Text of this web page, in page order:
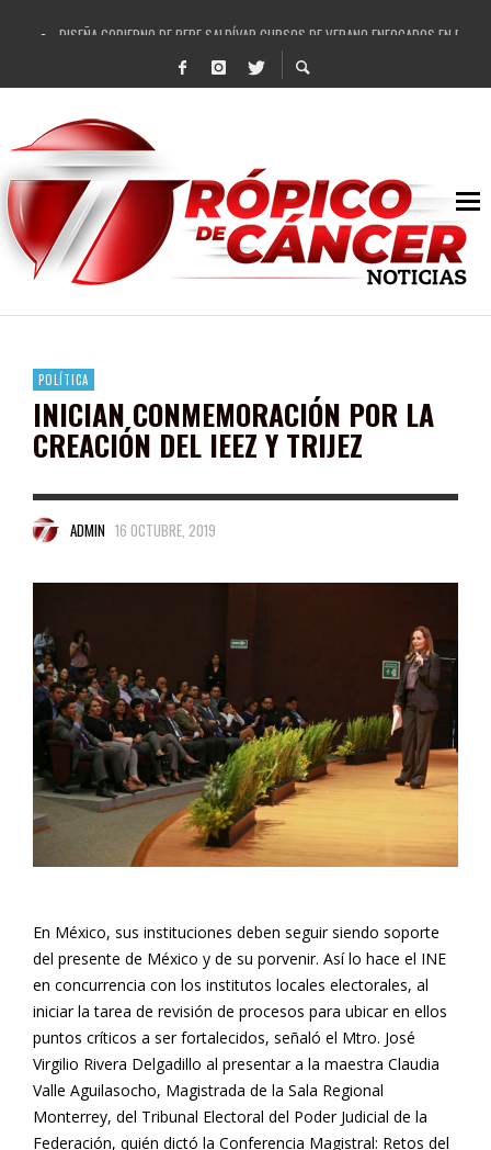
DISEÑA GOBIERNO DE PEPE SALDÍVAR CURSOS DE VERANO ENFOCADOS EN
REFRENDAN LOS 28 DELEGADOS Y 14 COMISARIADOS DE GUADALUPE APOYO A
FORTALECE GOBIERNO DE PEPE SALDÍVAR LA EDUCACIÓN EN LA ZACATECANA
GOBIERNO DE PEPE SALDÍVAR Y GRUPO FEMSA GENERAN MÁS DE 3 MIL EMPLEOS
CUARTA FERIA EXPO AGROPECUARIA TRAJO BENEFICIO DIRECTO A GUADALUPE:
RECONOCE PEPE SALDÍVAR A ARTISTA ZACATECANA VICTORIA HERNÁNDEZ
EGRESA GOBIERNO DE PEPE SALDÍVAR A 500 NUEVAS EMPRESARIAS
SON MUJERES GUADALUPENSES PRINCIPALES BENEFICIADAS DEL PROGRAMA
POLÍTICA
INICIAN CONMEMORACIÓN POR LA
CREACIÓN DEL IEEZ Y TRIJEZ
ADMIN 16 OCTUBRE, 2019
En México, sus instituciones deben seguir siendo soporte
del presente de México y de su porvenir. Así lo hace el INE
en concurrencia con los institutos locales electorales, al
iniciar la tarea de revisión de procesos para ubicar en ellos
puntos críticos a ser fortalecidos, señaló el Mtro. José
Virgilio Rivera Delgadillo al presentar a la maestra Claudia
Valle Aguilasocho, Magistrada de la Sala Regional
Monterrey, del Tribunal Electoral del Poder Judicial de la
Federación, quién dictó la Conferencia Magistral: Retos del